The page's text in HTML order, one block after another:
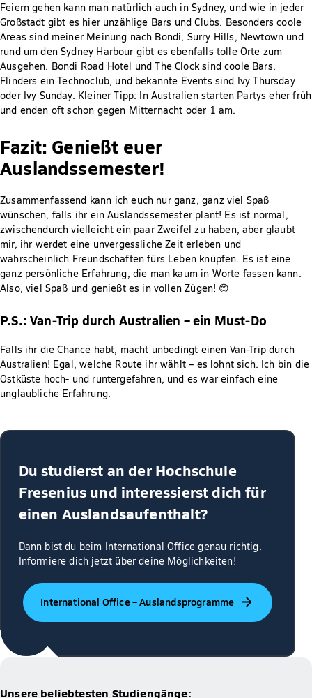
Feiern gehen kann man natürlich auch in Sydney, und wie in jeder
Großstadt gibt es hier unzählige Bars und Clubs. Besonders coole
Areas sind meiner Meinung nach Bondi, Surry Hills, Newtown und
rund um den Sydney Harbour gibt es ebenfalls tolle Orte zum
Ausgehen. Bondi Road Hotel und The Clock sind coole Bars,
Flinders ein Technoclub, und bekannte Events sind Ivy Thursday
oder Ivy Sunday. Kleiner Tipp: In Australien starten Partys eher früh
und enden oft schon gegen Mitternacht oder 1 am.
Fazit: Genießt euer
Auslandssemester!
Zusammenfassend kann ich euch nur ganz, ganz viel Spaß
wünschen, falls ihr ein Auslandssemester plant! Es ist normal,
zwischendurch vielleicht ein paar Zweifel zu haben, aber glaubt
mir, ihr werdet eine unvergessliche Zeit erleben und
wahrscheinlich Freundschaften fürs Leben knüpfen. Es ist eine
ganz persönliche Erfahrung, die man kaum in Worte fassen kann.
Also, viel Spaß und genießt es in vollen Zügen! 😊
P.S.: Van-Trip durch Australien – ein Must-Do
Falls ihr die Chance habt, macht unbedingt einen Van-Trip durch
Australien! Egal, welche Route ihr wählt – es lohnt sich. Ich bin die
Ostküste hoch- und runtergefahren, und es war einfach eine
unglaubliche Erfahrung.
Du studierst an der Hochschule
Fresenius und interessierst dich für
einen Auslandsaufenthalt?
Dann bist du beim International Office genau richtig.
Informiere dich jetzt über deine Möglichkeiten!
International Office – Auslandsprogramme
Unsere beliebtesten Studiengänge: